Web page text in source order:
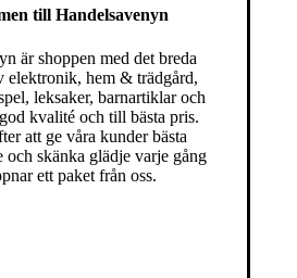
till Handelsavenyn
är shoppen med det breda
elektronik, hem & trädgård,
leksaker, barnartiklar och
kvalité och till bästa pris.
att ge våra kunder bästa
och skänka glädje varje gång
ett paket från oss.